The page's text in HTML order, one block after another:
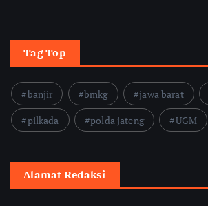
Tag Top
banjir bmkg jawa barat
pilkada
polda jateng UGM
Alamat Redaksi